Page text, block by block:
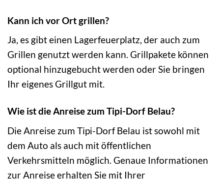
Kann ich vor Ort grillen?
Ja, es gibt einen Lagerfeuerplatz, der auch zum
Grillen genutzt werden kann. Grillpakete können
optional hinzugebucht werden oder Sie bringen
Ihr eigenes Grillgut mit.
Wie ist die Anreise zum Tipi-Dorf Belau?
Die Anreise zum Tipi-Dorf Belau ist sowohl mit
dem Auto als auch mit öffentlichen
Verkehrsmitteln möglich. Genaue Informationen
zur Anreise erhalten Sie mit Ihrer